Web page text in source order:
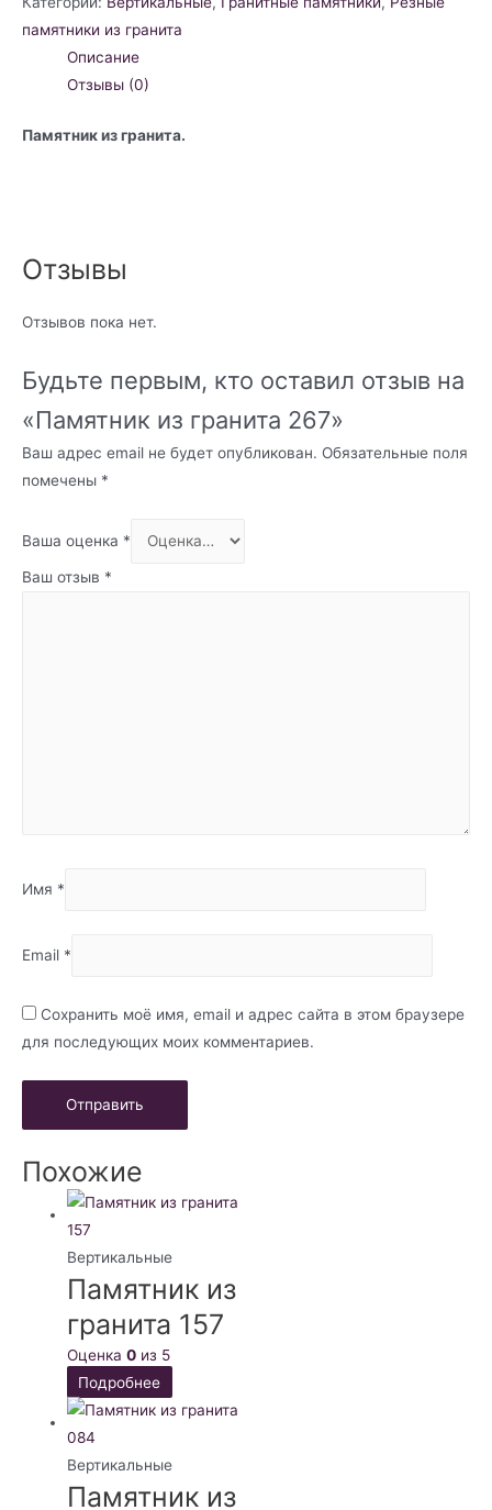
памятники из гранита
Описание
Отзывы (0)
Памятник из гранита.
Отзывы
Отзывов пока нет.
Будьте первым, кто оставил отзыв на
«Памятник из гранита 267»
Ваш адрес email не будет опубликован. Обязательные поля
помечены *
Ваша оценка *
Ваш отзыв *
Имя *
Email *
Сохранить моё имя, email и адрес сайта в этом браузере
для последующих моих комментариев.
Похожие
Вертикальные
Памятник из
гранита 157
Оценка0 из 5
Подробнее
Вертикальные
Памятник из